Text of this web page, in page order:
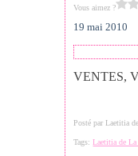
Vous aimez ?
19 mai 2010
VENTES,
Posté par Laetitia
Tags:Laetitia de